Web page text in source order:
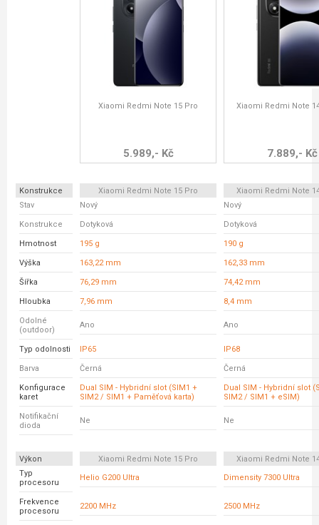
Xiaomi Redmi Note 15 Pro
5.989,- Kč
Xiaomi Redmi Note
7.889,- Kč
Konstrukce Xiaomi Redmi Note 15 Pro
Xiaomi Redmi Note
Stav
Nový Nový
Konstrukce Dotyková Dotyková
Hmotnost 195 g 190 g
Výška 163,22 mm 162,33 mm
Šířka 76,29 mm 74,42 mm
Hloubka 7,96 mm 8,4 mm
Odolné
(outdoor)
Ano Ano
Typ odolnosti IP65 IP68
Barva Černá Černá
Konfigurace
karet
Dual SIM - Hybridní slot (SIM1 +
SIM2 / SIM1 + Paměťová karta)
Dual SIM - Hybridní slot
SIM2 / SIM1 + eSIM)
Notifikační
dioda
Ne Ne
Výkon Xiaomi Redmi Note 15 Pro
Xiaomi Redmi Note
Typ
procesoru
Helio G200 Ultra Dimensity 7300 Ultra
Frekvence
procesoru
2200 MHz 2500 MHz